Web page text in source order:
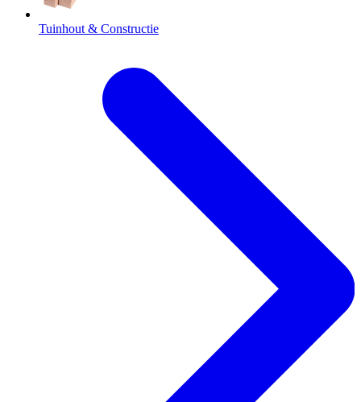
Tuinhout & Constructie